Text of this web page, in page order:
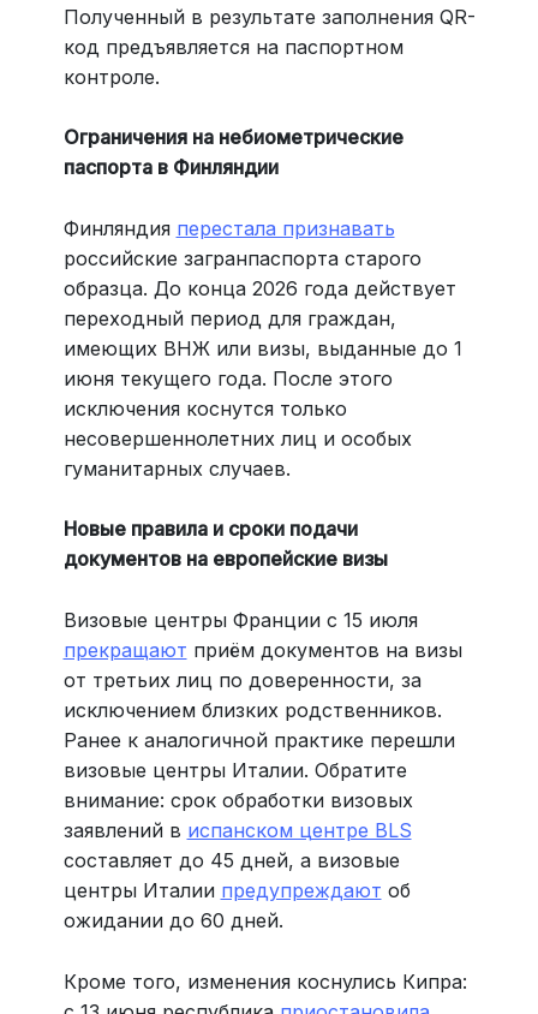
Полученный в результате заполнения QR-
код предъявляется на паспортном
контроле.
Ограничения на небиометрические
паспорта в Финляндии
Финляндия перестала признавать
российские загранпаспорта старого
образца. До конца 2026 года действует
переходный период для граждан,
имеющих ВНЖ или визы, выданные до 1
июня текущего года. После этого
исключения коснутся только
несовершеннолетних лиц и особых
гуманитарных случаев.
Новые правила и сроки подачи
документов на европейские визы
Визовые центры Франции с 15 июля
прекращают приём документов на визы
от третьих лиц по доверенности, за
исключением близких родственников.
Ранее к аналогичной практике перешли
визовые центры Италии. Обратите
внимание: срок обработки визовых
заявлений в испанском центре BLS
составляет до 45 дней, а визовые
центры Италии предупреждают об
ожидании до 60 дней.
Кроме того, изменения коснулись Кипра: